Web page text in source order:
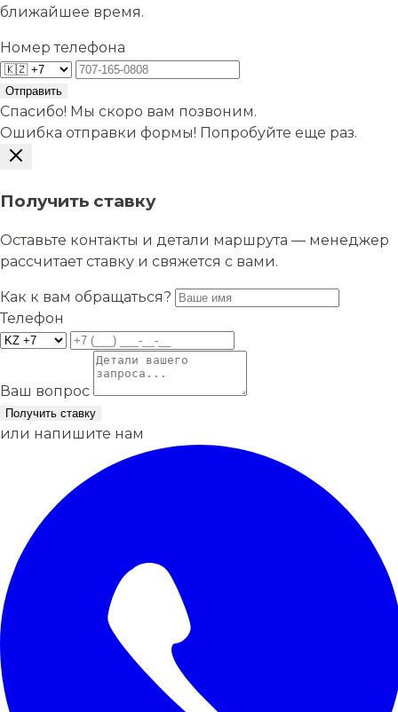
ближайшее время.
Номер телефона
Отправить
Спасибо! Мы скоро вам позвоним.
Ошибка отправки формы! Попробуйте еще раз.
Получить ставку
Оставьте контакты и детали маршрута — менеджер
рассчитает ставку и свяжется с вами.
Как к вам обращаться?
Телефон
Ваш вопрос
Получить ставку
или напишите нам